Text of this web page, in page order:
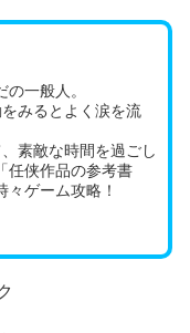
一般人。
みるとよく涙を流
素敵な時間を過ごし
任侠作品の参考書
々ゲーム攻略！